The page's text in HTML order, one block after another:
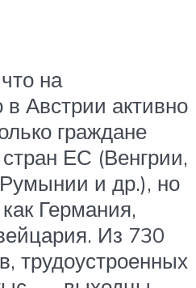
на
в Австрии активно
граждане
ЕС (Венгрии,
и др.), но
Германия,
Из 730
трудоустроенных